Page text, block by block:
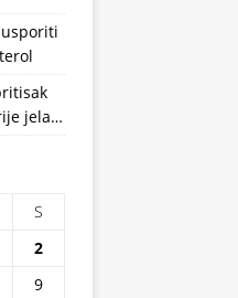
jela…
S
2
9